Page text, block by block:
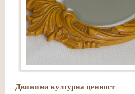
Движима културна ценност